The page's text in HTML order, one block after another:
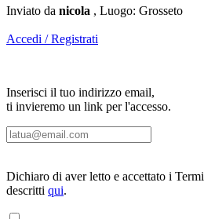
Inviato da nicola , Luogo: Grosseto
Accedi / Registrati
Inserisci il tuo indirizzo email,
ti invieremo un link per l'accesso.
Dichiaro di aver letto e accettato i
descritti qui.